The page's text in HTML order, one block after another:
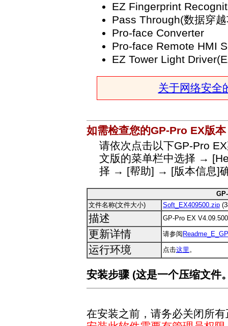
EZ Fingerprint
Pass Through(数据穿
Pro-face Converter
Pro-face Remote HMI
EZ Tower Light
关于网络安全
如需检查您的GP-Pro EX版
请依次点击以下GP-Pro
文版的菜单栏中选择 →
择 → [帮助] → [版本信息]
文件名称(文件大小)
Soft_EX409500.zip
描述 GP-Pro EX
更新详情 请参阅
运行环境 点击这里 。
安装步骤 (这是一个压缩文件
在安装之前，请务必关闭所